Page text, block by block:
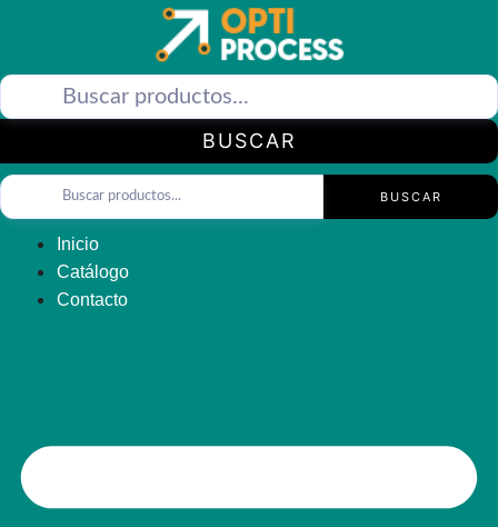
BUSCAR
BUSCAR
Inicio
Catálogo
Contacto